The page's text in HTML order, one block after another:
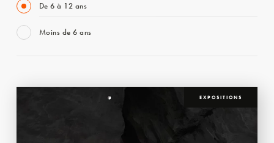
De 6 à 12 ans
Moins de 6 ans
EXPOSITIONS